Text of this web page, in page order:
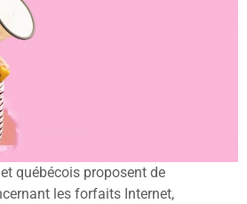
québécois proposent de
les forfaits Internet,